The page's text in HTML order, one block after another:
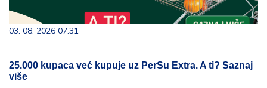
03. 08. 2026 07:31
25.000 kupaca već kupuje uz PerSu Extra. A ti? Saznaj
više